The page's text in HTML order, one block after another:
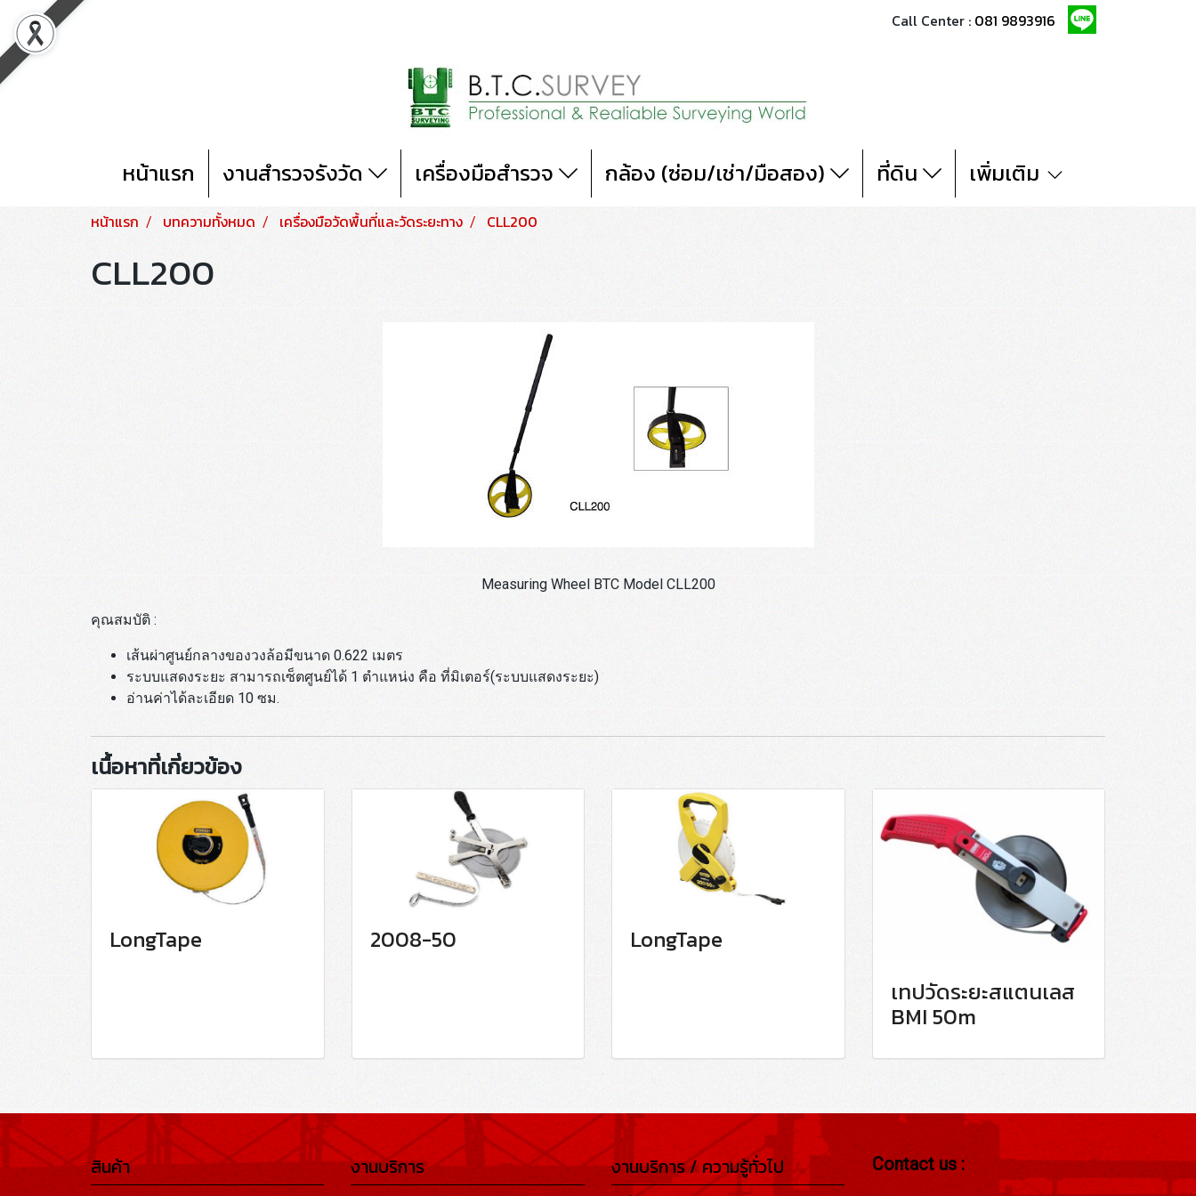
Call Center : 081 9893916
หน้าแรก งานสำรวจรังวัด เครื่องมือสำรวจ กล้อง (ซ่อม/เช่า/มือสอง) ที่ดิน เพิ่มเติม
หน้าแรก บทความทั้งหมด เครื่องมือวัดพื้นที่และวัดระยะทาง CLL200
CLL200
Measuring Wheel BTC Model CLL200
คุณสมบัติ :
เส้นผ่าศูนย์กลางของวงล้อมีขนาด 0.622 เมตร
ระบบแสดงระยะ สามารถเซ็ตศูนย์ได้ 1 ตำแหน่ง คือ ที่มิเตอร์(ระบบแสดงระยะ)
อ่านค่าได้ละเอียด 10 ซม.
เนื้อหาที่เกี่ยวข้อง
LongTape 2008-50
LongTape
เทปวัดระยะสแตนเลส
BMI 50m
สินค้า งานบริการ งานบริการ / ความรู้ทั่วไป Contact us :